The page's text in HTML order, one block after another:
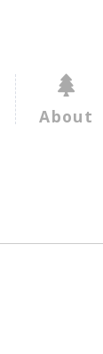
About